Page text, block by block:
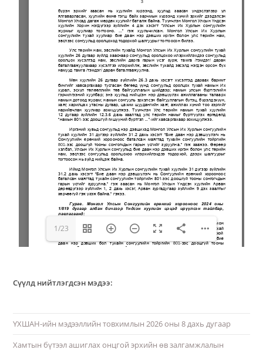
1/23
Сүүлд нийтлэгдсэн мэдээ:
ҮХШАН-ийн мэдээллийн товхимлын 2026 оны 8 дахь дугаар
Хамтын бүтээл ашиглах онцгой эрхийн өв залгамжлалын